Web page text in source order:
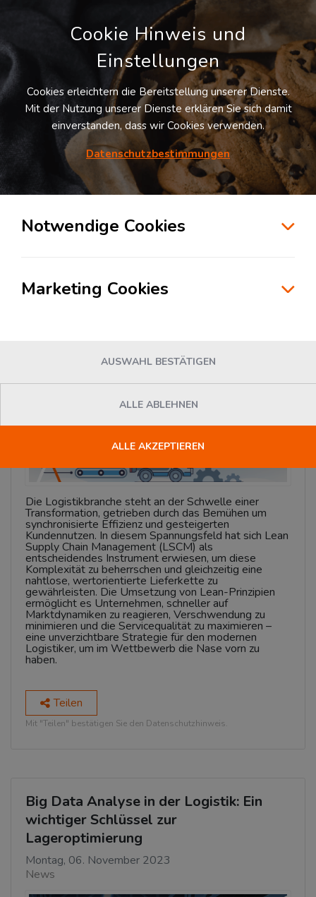
Suche
Logistik: Weniger ist Mehr
Die Logistikbranche steht an der Schwelle einer
Transformation, getrieben durch das Bemühen um
synchronisierte Effizienz und gesteigerten
Kundennutzen. In diesem Spannungsfeld hat sich Lean
Supply Chain Management (LSCM) als
entscheidendes Instrument erwiesen, um diese
Komplexität zu beherrschen und gleichzeitig eine
nahtlose, wertorientierte Lieferkette zu
gewährleisten. Die Umsetzung von Lean-Prinzipien
ermöglicht es Unternehmen, schneller auf
Marktdynamiken zu reagieren, Verschwendung zu
minimieren und die Servicequalität zu maximieren –
eine unverzichtbare Strategie für den modernen
Logistiker, um im Wettbewerb die Nase vorn zu
haben.
Teilen
Mit "Teilen" bestätigen Sie den Datenschutzhinweis.
Big Data Analyse in der Logistik: Ein
wichtiger Schlüssel zur
Lageroptimierung
Montag, 06. November 2023
News
Cookie Hinweis und
Einstellungen
Cookies erleichtern die Bereitstellung unserer Dienste.
Mit der Nutzung unserer Dienste erklären Sie sich damit
einverstanden, dass wir Cookies verwenden.
Datenschutzbestimmungen
Notwendige Cookies
Marketing Cookies
AUSWAHL BESTÄTIGEN
ALLE ABLEHNEN
ALLE AKZEPTIEREN